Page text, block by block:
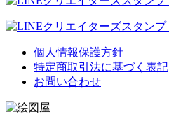
個人情報保護方針
特定商取引法に基づく表記
お問い合わせ